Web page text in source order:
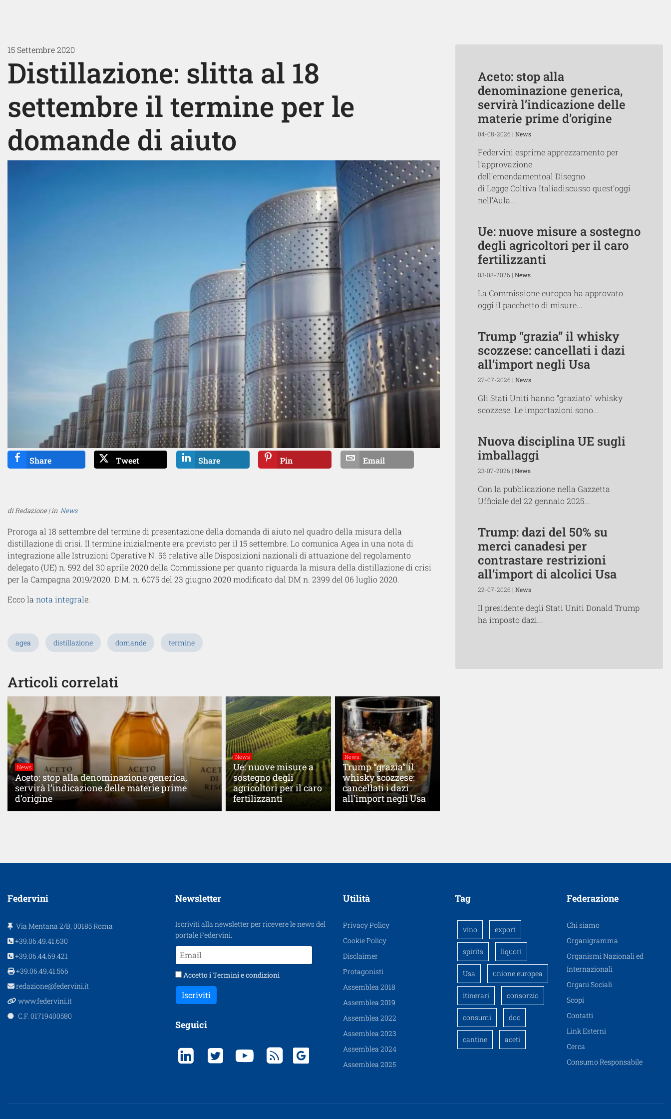
15 Settembre 2020
Distillazione: slitta al 18
settembre il termine per le
domande di aiuto
Share Tweet Share Pin Email
di Redazione | in News
Proroga al 18 settembre del termine di presentazione della domanda di aiuto nel quadro della misura della
distillazione di crisi. Il termine inizialmente era previsto per il 15 settembre. Lo comunica Agea in una nota di
integrazione alle Istruzioni Operative N. 56 relative alle Disposizioni nazionali di attuazione del regolamento
delegato (UE) n. 592 del 30 aprile 2020 della Commissione per quanto riguarda la misura della distillazione di crisi
per la Campagna 2019/2020. D.M. n. 6075 del 23 giugno 2020 modificato dal DM n. 2399 del 06 luglio 2020.
Ecco lanota integrale.
agea distillazione domande termine
Articoli correlati
News
Aceto: stop alla denominazione generica,
servirà l’indicazione delle materie prime
d’origine
News
Ue: nuove misure a
sostegno degli
agricoltori per il caro
fertilizzanti
News
Trump “grazia” il
whisky scozzese:
cancellati i dazi
all’import negli Usa
Aceto: stop alla
denominazione generica,
servirà l’indicazione delle
materie prime d’origine
04-08-2026 | News
Federvini esprime apprezzamento per
l’approvazione
dell’emendamentoal Disegno
di Legge Coltiva Italiadiscusso quest’oggi
nell’Aula...
Ue: nuove misure a sostegno
degli agricoltori per il caro
fertilizzanti
03-08-2026 | News
La Commissione europea ha approvato
oggi il pacchetto di misure...
Trump “grazia” il whisky
scozzese: cancellati i dazi
all’import negli Usa
27-07-2026 | News
Gli Stati Uniti hanno "graziato" whisky
scozzese. Le importazioni sono...
Nuova disciplina UE sugli
imballaggi
23-07-2026 | News
Con la pubblicazione nella Gazzetta
Ufficiale del 22 gennaio 2025...
Trump: dazi del 50% su
merci canadesi per
contrastare restrizioni
all’import di alcolici Usa
22-07-2026 | News
Il presidente degli Stati Uniti Donald Trump
ha imposto dazi...
Federvini
Via Mentana 2/B, 00185 Roma
+39.06.49.41.630
+39.06.44.69.421
+39.06.49.41.566
redazione@federvini.it
www.federvini.it
C.F. 01719400580
Newsletter
Iscriviti alla newsletter per ricevere le news del
portale Federvini.
Accetto iTermini e condizioni
Iscriviti
Seguici
Utilità
Privacy Policy
Cookie Policy
Disclaimer
Protagonisti
Assemblea 2018
Assemblea 2019
Assemblea 2022
Assemblea 2023
Assemblea 2024
Assemblea 2025
Tag
vino export
spirits liquori
Usa unione europea
itinerari consorzio
consumi doc
cantine aceti
Federazione
Chi siamo
Organigramma
Organismi Nazionali ed
Internazionali
Organi Sociali
Scopi
Contatti
Link Esterni
Cerca
Consumo Responsabile